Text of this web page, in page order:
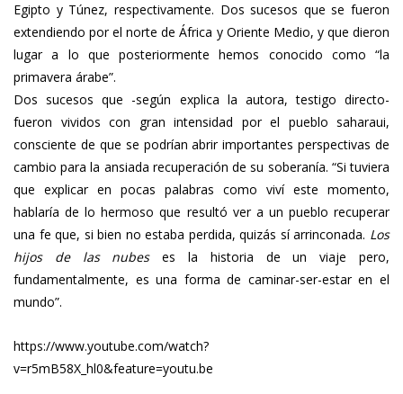
Egipto y Túnez, respectivamente. Dos sucesos que se fueron
extendiendo por el norte de África y Oriente Medio, y que dieron
lugar a lo que posteriormente hemos conocido como “la
primavera árabe”.
Dos sucesos que -según explica la autora, testigo directo-
fueron vividos con gran intensidad por el pueblo saharaui,
consciente de que se podrían abrir importantes perspectivas de
cambio para la ansiada recuperación de su soberanía. “Si tuviera
que explicar en pocas palabras como viví este momento,
hablaría de lo hermoso que resultó ver a un pueblo recuperar
una fe que, si bien no estaba perdida, quizás sí arrinconada. Los
hijos de las nubeses la historia de un viaje pero,
fundamentalmente, es una forma de caminar-ser-estar en el
mundo”.
https://www.youtube.com/watch?
v=r5mB58X_hl0&feature=youtu.be